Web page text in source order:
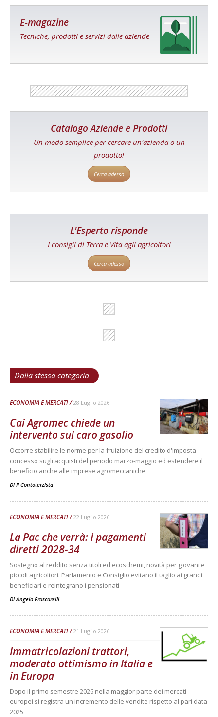
E-magazine
Tecniche, prodotti e servizi dalle aziende
Catalogo Aziende e Prodotti
Un modo semplice per cercare un'azienda o un
prodotto!
Cerca adesso
L'Esperto risponde
I consigli di Terra e Vita agli agricoltori
Cerca adesso
Dalla stessa categoria
ECONOMIA E MERCATI 28 Luglio 2026
Cai Agromec chiede un
intervento sul caro gasolio
Occorre stabilire le norme per la fruizione del credito d'imposta
concesso sugli acquisti del periodo marzo-maggio ed estendere il
beneficio anche alle imprese agromeccaniche
Di Il Contoterzista
ECONOMIA E MERCATI 22 Luglio 2026
La Pac che verrà: i pagamenti
diretti 2028-34
Sostegno al reddito senza titoli ed ecoschemi, novità per giovani e
piccoli agricoltori. Parlamento e Consiglio evitano il taglio ai grandi
beneficiari e reintegrano i pensionati
DiAngelo Frascarelli
ECONOMIA E MERCATI 21 Luglio 2026
Immatricolazioni trattori,
moderato ottimismo in Italia e
in Europa
Dopo il primo semestre 2026 nella maggior parte dei mercati
europei si registra un incremento delle vendite rispetto al pari data
2025